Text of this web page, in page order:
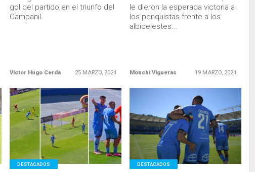
gol del partido en el triunfo del
Campanil.
Victor Hugo Cerda 25 MARZO, 2024
le dieron la esperada victoria a
los penquistas frente a los
albicelestes...
Monchi Vigueras 19 MARZO, 2024
LEER MÁS
DESTACADOS
LEER MÁS
DESTACADOS
Ministerio Secretaría General de Gobierno